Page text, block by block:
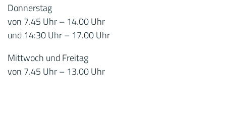
Donnerstag
von 7.45 Uhr – 14.00 Uhr
und 14:30 Uhr – 17.00 Uhr
Mittwoch und Freitag
von 7.45 Uhr – 13.00 Uhr